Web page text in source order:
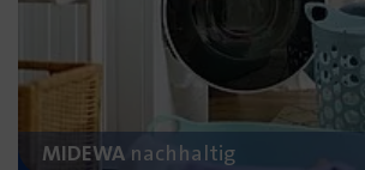
MIDEWA nachhaltig